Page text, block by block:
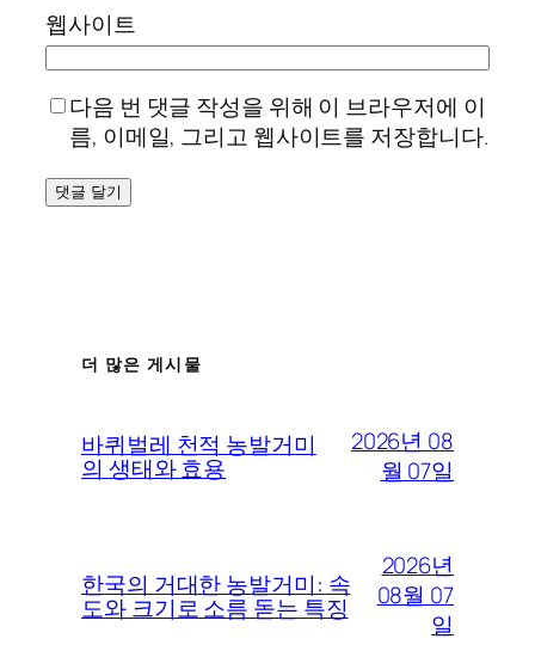
웹사이트
다음 번 댓글 작성을 위해 이 브라우저에 이
름, 이메일, 그리고 웹사이트를 저장합니다.
더 많은 게시물
바퀴벌레 천적 농발거미
의 생태와 효용
2026년 08
월 07일
한국의 거대한 농발거미: 속
도와 크기로 소름 돋는 특징
2026년
08월 07
일